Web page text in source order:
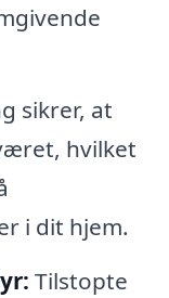
sikrer, at
hvilket
i dit hjem.
Tilstopte